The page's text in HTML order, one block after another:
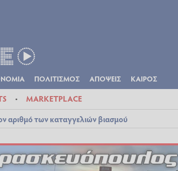
ΠΟΛΙΤΙΣΜΟΣ ΑΠΟΨΕΙΣ ΚΑΙΡΟΣ
MARKETPLACE
αριθμό των καταγγελιών βιασμού